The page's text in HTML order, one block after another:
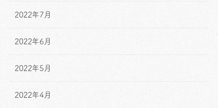
2022年7月
2022年6月
2022年5月
2022年4月